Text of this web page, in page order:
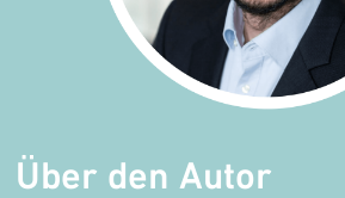
Über den Autor